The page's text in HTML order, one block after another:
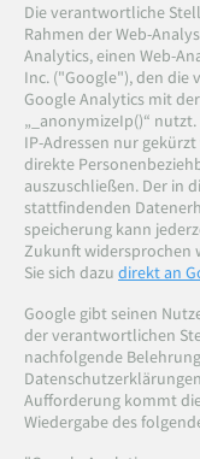
Die verantwortliche
Rahmen der Web-
Analytics, einen Web-
Inc. ("Google"), den
Google Analytics mit
„_anonymizeIp()“
IP-Adressen nur
direkte
auszuschließen. Der in
stattfindenden
speicherung kann
Zukunft widersprochen
Sie sich dazu direkt an
Google gibt seinen
der verantwortlichen
nachfolgende
Aufforderung kommt
Wiedergabe des